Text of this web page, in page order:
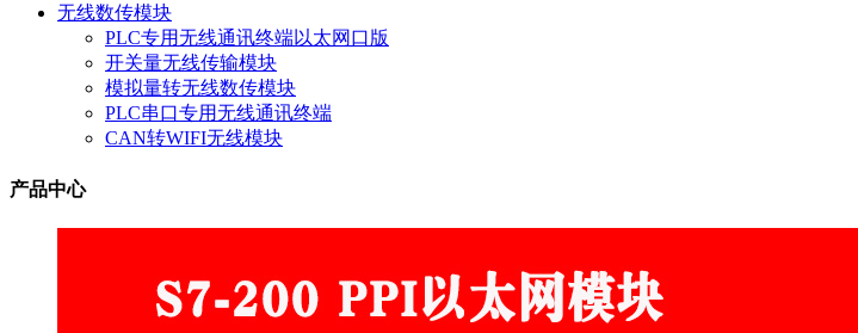
无线数传模块
PLC专用无线通讯终端以太网口版
开关量无线传输模块
模拟量转无线数传模块
PLC串口专用无线通讯终端
CAN转WIFI无线模块
产品中心